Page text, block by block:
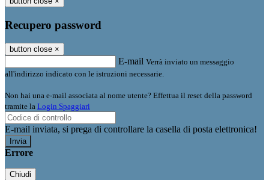
Recupero password
button close ×
E-mail Verrà inviato un messaggio
all'indirizzo indicato con le istruzioni necessarie.
Non hai una e-mail associata al nome utente? Effettua il reset della password
tramite la Login Spaggiari
E-mail inviata, si prega di controllare la casella di posta elettronica!
Errore
Chiudi